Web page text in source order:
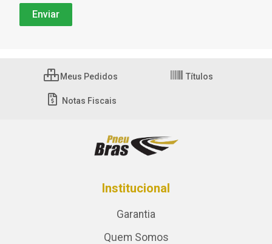
Meus Pedidos Títulos
Notas Fiscais
Institucional
Garantia
Quem Somos